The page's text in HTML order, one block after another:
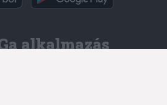
alkalmazás